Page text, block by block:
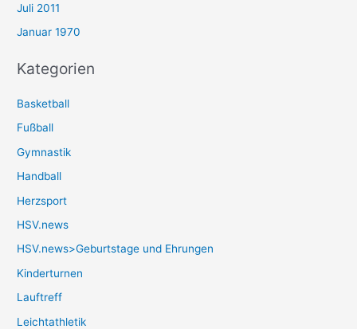
Juli 2011
Januar 1970
Kategorien
Basketball
Fußball
Gymnastik
Handball
Herzsport
HSV.news
HSV.news>Geburtstage und Ehrungen
Kinderturnen
Lauftreff
Leichtathletik